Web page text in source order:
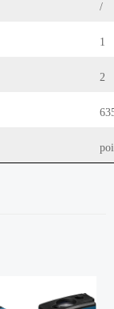
/
1
2